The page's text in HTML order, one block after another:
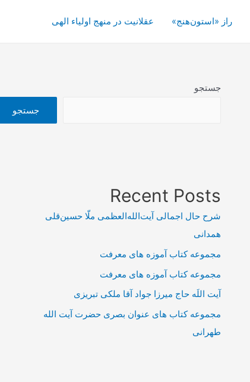
راز «استون‌هنج» عقلانیت در منهج اولیاء الهی
جستجو
جستجو
Recent Posts
شرح حال اجمالی آیت‌الله‌العظمی ملّا حسین‌قلی
همدانی
مجموعه کتاب آموزه های معرفت
مجموعه کتاب آموزه های معرفت
آیت اللَه حاج میرزا جواد آقا ملکی تبریزی
مجموعه کتاب های عنوان بصری حضرت آیت الله
طهرانی